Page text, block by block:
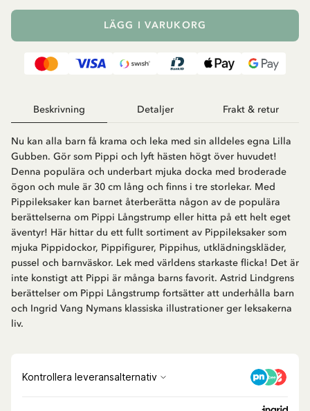
LÄGG I VARUKORG
Beskrivning Detaljer Frakt & retur
Nu kan alla barn få krama och leka med sin alldeles egna Lilla
Gubben. Gör som Pippi och lyft hästen högt över huvudet!
Denna populära och underbart mjuka docka med broderade
ögon och mule är 30 cm lång och finns i tre storlekar. Med
Pippileksaker kan barnet återberätta någon av de populära
berättelserna om Pippi Långstrump eller hitta på ett helt eget
äventyr! Här hittar du ett fullt sortiment av Pippileksaker som
mjuka Pippidockor, Pippifigurer, Pippihus, utklädningskläder,
pussel och barnväskor. Lek med världens starkaste flicka! Det är
inte konstigt att Pippi är många barns favorit. Astrid Lindgrens
berättelser om Pippi Långstrump fortsätter att underhålla barn
och Ingrid Vang Nymans klassiska illustrationer ger leksakerna
liv.